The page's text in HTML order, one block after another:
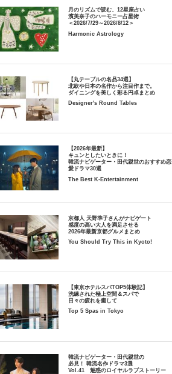
月のリズムで読む、12星座占い
濱美奈子のハーモニー占星術
＜2026/7/29～2026/8/12＞
Harmonic Astrology
【丸テーブルの名品34選】
北欧や日本の名作から注目作まで。
ダイニングを美しく彩る円卓まとめ
Designer's Round Tables
【2026年最新】
キュンとしたいときに！
韓流ナビゲーター・田代親世のおすすめ恋
愛ドラマ30選
The Best K-Entertainment
京都人 天野準子さんがナビゲート
感度の高い大人を満足させる
2026年最新京都グルメまとめ
You Should Try This in Kyoto!
【東京ホテルスパTOP5体験記】
洗練された極上空間＆スパで
日々の疲れを癒して
Top 5 Spas in Tokyo
韓流ナビゲーター・田代親世の
必見！ 韓流名作ドラマ3選
Vol.41 魅惑のロイヤルラブストーリー